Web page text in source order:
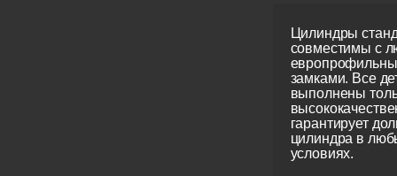
Цилиндры
совместимы с
замками. Все
выполнены
гарантирует
цилиндра в
условиях.